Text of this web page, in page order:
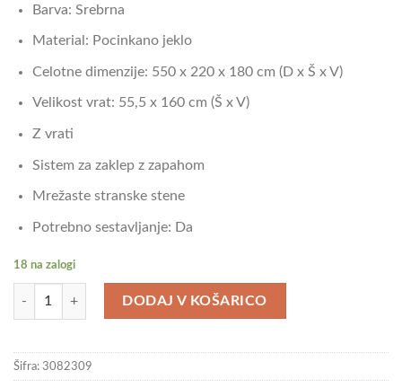
Barva: Srebrna
Material: Pocinkano jeklo
Celotne dimenzije: 550 x 220 x 180 cm (D x Š x V)
Velikost vrat: 55,5 x 160 cm (Š x V)
Z vrati
Sistem za zaklep z zapahom
Mrežaste stranske stene
Potrebno sestavljanje: Da
18 na zalogi
vidaXL Zunanji pasji boks pocinkano jeklo 12,1 m² količina
DODAJ V KOŠARICO
Šifra: 3082309